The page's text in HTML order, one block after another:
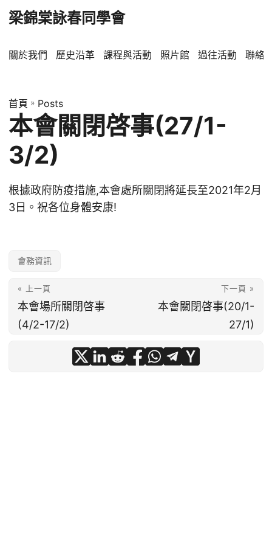
梁錦棠詠春同學會
關於我們 歷史沿革 課程與活動 照片館 過往活動 聯絡
首頁 » Posts
本會關閉啓事(27/1-
3/2)
根據政府防疫措施,本會處所關閉將延長至2021年2月
3日。祝各位身體安康!
會務資訊
« 上一頁
本會場所關閉啓事
(4/2-17/2)
下一頁 »
本會關閉啓事(20/1-
27/1)